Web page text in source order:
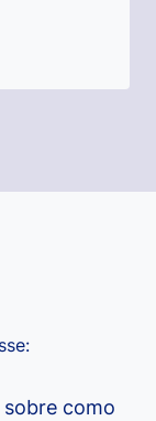
como